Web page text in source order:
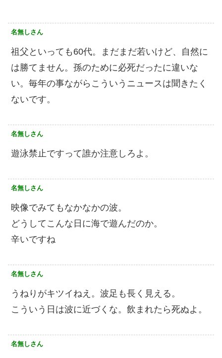
名無しさん
祖父といっても60代。まだまだ若いけど、自然に
は勝てません。孫のために必死だったに違いな
い。毎年の事ながらこういうニュースは聞きたく
ないです。
名無しさん
遊泳禁止ですって誰か注意しろよ。
名無しさん
映像でみてもなかなかの波。
どうしてこんな日に海で遊んだのか。
辛いですね
名無しさん
うねりがキツイねえ。波足も長く見える。
こういう日は波に近づくな。飲まれたら死ぬよ。
名無しさん